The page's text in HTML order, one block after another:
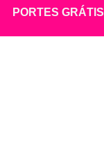
PORTES